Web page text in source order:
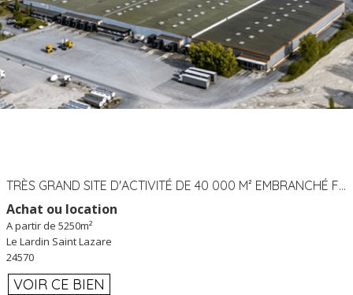
TRÈS GRAND SITE D'ACTIVITÉ DE 40 000 M² EMBRANCHÉ FER AU LARDIN SAINT LAZARE (24) PROCHE A89 À LOUER
Achat ou location
A partir de 5250m²
Le Lardin Saint Lazare
24570
VOIR CE BIEN